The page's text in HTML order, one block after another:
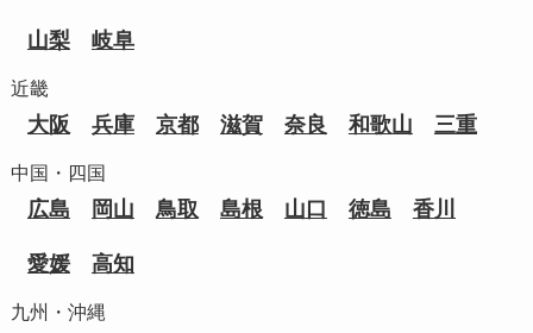
山梨 岐阜
近畿
大阪 兵庫 京都 滋賀 奈良 和歌山 三重
中国・四国
広島 岡山 鳥取 島根 山口 徳島 香川
愛媛 高知
九州・沖縄